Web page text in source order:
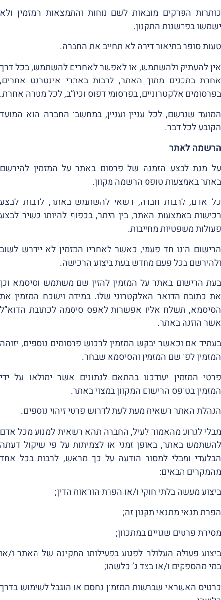
כותרות הפרקים מובאות לשם נוחות והתמצאות המזמין ולא
ישמשו בפרשנות התקנון.
טעות סופר בתיאור דירה לא תחייב את החברה.
אין להעתיק ולהשתמש, או לאפשר לאחרים להשתמש, בכל דרך
אחרת בתכנים מתוך האתר, לרבות באתרי אינטרנט אחרים,
בפרסומים אלקטרוניים, בפרסומי דפוס וכיו”ב, לכל מטרה אחרת.
המועד שנרשם, לכל עניין ועניין, במחשבי החברה הוא המועד
הקובע לכל דבר.
הרשמה לאתר
על מנת לבצע הזמנה של פרסום באתר על המזמין להירשם
באתר באמצעות טופס הרשמה מקוון.
כל אדם, לרבות חברה, רשאי להשתמש באתר, לרבות לבצע
רכישות באמצעות האתר, בין היתר, בכפוף להיותו כשיר לבצע
פעולות משפטיות מחייבות.
הרישום הינו חד פעמי, כאשר לאחריו המזמין לא יידרש לשוב
ולהירשם בכל פעם מחדש בעת ביצוע הרכישה.
בעת הרישום באתר על המזמין להזין שם משתמש וסיסמא וכן
את כתובת הדואר האלקטרוני שלו. במידה וישכח המזמין את
הסיסמא, תשלח אליו אפשרות לאפס סיסמה לכתובת הדוא”ל
אשר הוזנה באתר.
בעתיד אם וכאשר יבקש המזמין לרכוש פרסומים נוספים, יזוהה
המזמין לפי שם המזמין והסיסמא שבחר.
פרטי המזמין יעודכנו בהתאם לנתונים אשר ימולאו על ידי
המזמין בטופס הרישום המקוון במצוי באתר.
הנהלת האתר רשאית מעת לעת לדרוש פרטי זיהוי נוספים.
מבלי לגרוע מהאמור לעיל, החברה תהא רשאית למנוע מכל אדם
להשתמש באתר, באופן זמני או לצמיתות על פי שיקול דעתה
הבלעדי ומבלי למסור הודעה על כך מראש, לרבות בכל אחד
מהמקרים הבאים:
ביצוע מעשה בלתי חוקי ו/או הפרת הוראות הדין;
הפרת תנאי מתנאי תקנון זה;
מסירת פרטים שגויים במתכוון;
ביצוע פעולה העלולה לפגוע בפעילותו התקינה של האתר ו/או
במי מהספקים ו/או בצד ג’ כלשהו;
כרטיס האשראי שברשות המזמין נחסם או הוגבל לשימוש בדרך